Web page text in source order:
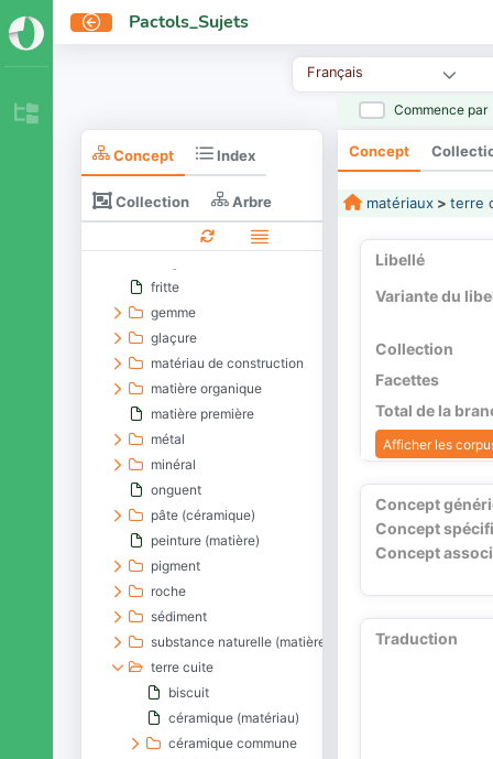
Pactols_Sujets
Français
Commence par
Concept Index
Collection Arbre
entités nommées
entités sociales collectives
matériaux
aliment
combustible
cosmétique
fritte
gemme
glaçure
matériau de construction
matière organique
matière première
métal
minéral
onguent
pâte (céramique)
peinture (matière)
pigment
roche
sédiment
substance naturelle (matière)
terre cuite
biscuit
céramique (matériau)
céramique commune
Concept
matériaux> terre
Libellé
Variante du
Collection
Facettes
Total de la
Afficher les
Concept
Concept
Concept
Traduction